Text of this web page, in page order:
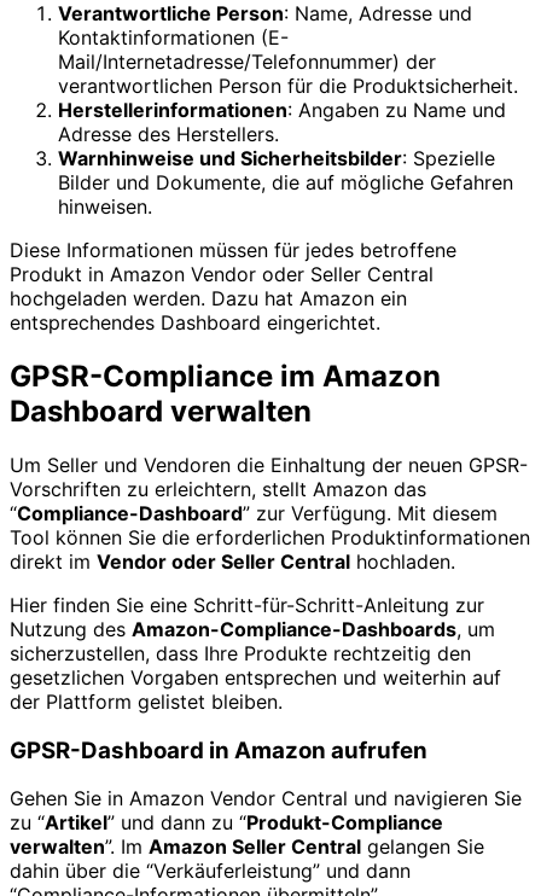
Verantwortliche Person: Name, Adresse und
Kontaktinformationen (E-
Mail/Internetadresse/Telefonnummer) der
verantwortlichen Person für die Produktsicherheit.
Herstellerinformationen: Angaben zu Name und
Adresse des Herstellers.
Warnhinweise und Sicherheitsbilder: Spezielle
Bilder und Dokumente, die auf mögliche Gefahren
hinweisen.
Diese Informationen müssen für jedes betroffene
Produkt in Amazon Vendor oder Seller Central
hochgeladen werden. Dazu hat Amazon ein
entsprechendes Dashboard eingerichtet.
GPSR-Compliance im Amazon
Dashboard verwalten
Um Seller und Vendoren die Einhaltung der neuen GPSR-
Vorschriften zu erleichtern, stellt Amazon das
“Compliance-Dashboard” zur Verfügung. Mit diesem
Tool können Sie die erforderlichen Produktinformationen
direkt im Vendor oder Seller Central hochladen.
Hier finden Sie eine Schritt-für-Schritt-Anleitung zur
Nutzung des Amazon-Compliance-Dashboards, um
sicherzustellen, dass Ihre Produkte rechtzeitig den
gesetzlichen Vorgaben entsprechen und weiterhin auf
der Plattform gelistet bleiben.
GPSR-Dashboard in Amazon aufrufen
Gehen Sie in Amazon Vendor Central und navigieren Sie
zu “Artikel” und dann zu “Produkt-Compliance
verwalten”. Im Amazon Seller Central gelangen Sie
dahin über die “Verkäuferleistung” und dann